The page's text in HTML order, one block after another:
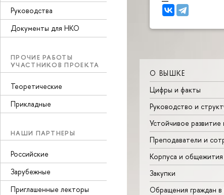
Руководства
Документы для НКО
ПРОЧИЕ РАБОТЫ
УЧАСТНИКОВ ПРОЕКТА
Теоретические
Прикладные
НАШИ ПАРТНЕРЫ
Российские
Зарубежные
Приглашенные лекторы
О ВЫШКЕ
Цифры и факты
Руководство и
Устойчивое
Преподаватели и
Корпуса и общежития
Закупки
Обращения граждан